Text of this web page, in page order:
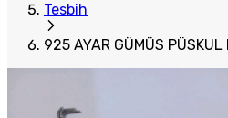
Tesbih
925 AYAR GÜMÜS